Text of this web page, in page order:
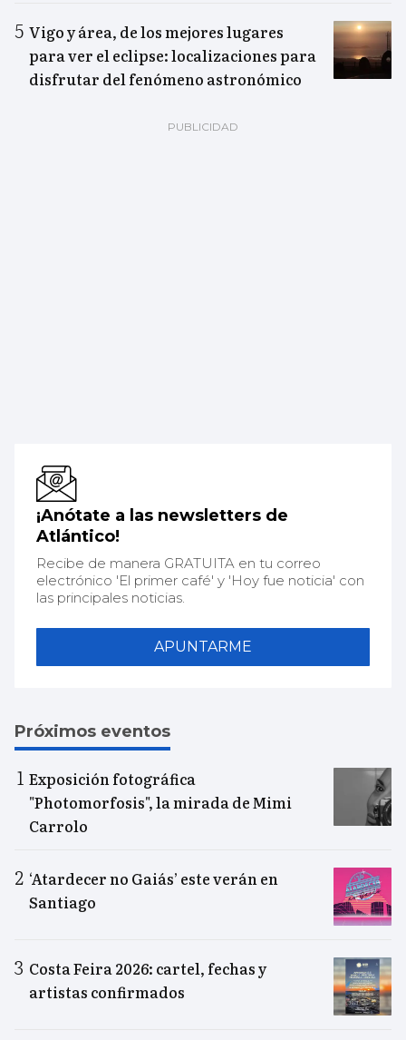
Vigo y área, de los mejores lugares
para ver el eclipse: localizaciones para
disfrutar del fenómeno astronómico
¡Anótate a las newsletters de
Atlántico!
Recibe de manera GRATUITA en tu correo
electrónico 'El primer café' y 'Hoy fue noticia' con
las principales noticias.
APUNTARME
Próximos eventos
Exposición fotográfica
"Photomorfosis", la mirada de Mimi
Carrolo
‘Atardecer no Gaiás’ este verán en
Santiago
Costa Feira 2026: cartel, fechas y
artistas confirmados